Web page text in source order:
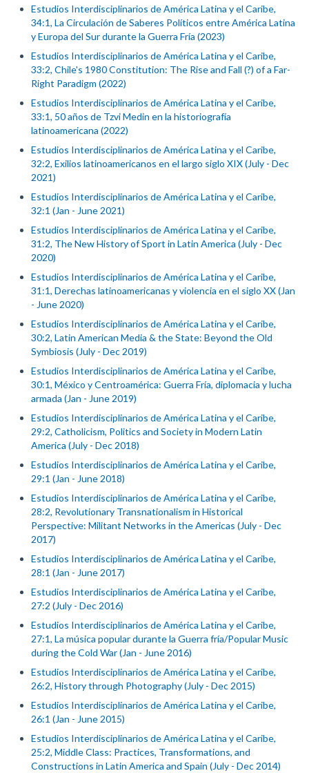
Estudios Interdisciplinarios de América Latina y el Caribe,
34:1, La Circulación de Saberes Políticos entre América Latina
y Europa del Sur durante la Guerra Fría (2023)
Estudios Interdisciplinarios de América Latina y el Caribe,
33:2, Chile's 1980 Constitution: The Rise and Fall (?) of a Far-
Right Paradigm (2022)
Estudios Interdisciplinarios de América Latina y el Caribe,
33:1, 50 años de Tzvi Medin en la historiografía
latinoamericana (2022)
Estudios Interdisciplinarios de América Latina y el Caribe,
32:2, Exilios latinoamericanos en el largo siglo XIX (July - Dec
2021)
Estudios Interdisciplinarios de América Latina y el Caribe,
32:1 (Jan - June 2021)
Estudios Interdisciplinarios de América Latina y el Caribe,
31:2, The New History of Sport in Latin America (July - Dec
2020)
Estudios Interdisciplinarios de América Latina y el Caribe,
31:1, Derechas latinoamericanas y violencia en el siglo XX (Jan
- June 2020)
Estudios Interdisciplinarios de América Latina y el Caribe,
30:2, Latin American Media & the State: Beyond the Old
Symbiosis (July - Dec 2019)
Estudios Interdisciplinarios de América Latina y el Caribe,
30:1, México y Centroamérica: Guerra Fría, diplomacia y lucha
armada (Jan - June 2019)
Estudios Interdisciplinarios de América Latina y el Caribe,
29:2, Catholicism, Politics and Society in Modern Latin
America (July - Dec 2018)
Estudios Interdisciplinarios de América Latina y el Caribe,
29:1 (Jan - June 2018)
Estudios Interdisciplinarios de América Latina y el Caribe,
28:2, Revolutionary Transnationalism in Historical
Perspective: Militant Networks in the Americas (July - Dec
2017)
Estudios Interdisciplinarios de América Latina y el Caribe,
28:1 (Jan - June 2017)
Estudios Interdisciplinarios de América Latina y el Caribe,
27:2 (July - Dec 2016)
Estudios Interdisciplinarios de América Latina y el Caribe,
27:1, La música popular durante la Guerra fría/Popular Music
during the Cold War (Jan - June 2016)
Estudios Interdisciplinarios de América Latina y el Caribe,
26:2, History through Photography (July - Dec 2015)
Estudios Interdisciplinarios de América Latina y el Caribe,
26:1 (Jan - June 2015)
Estudios Interdisciplinarios de América Latina y el Caribe,
25:2, Middle Class: Practices, Transformations, and
Constructions in Latin America and Spain (July - Dec 2014)